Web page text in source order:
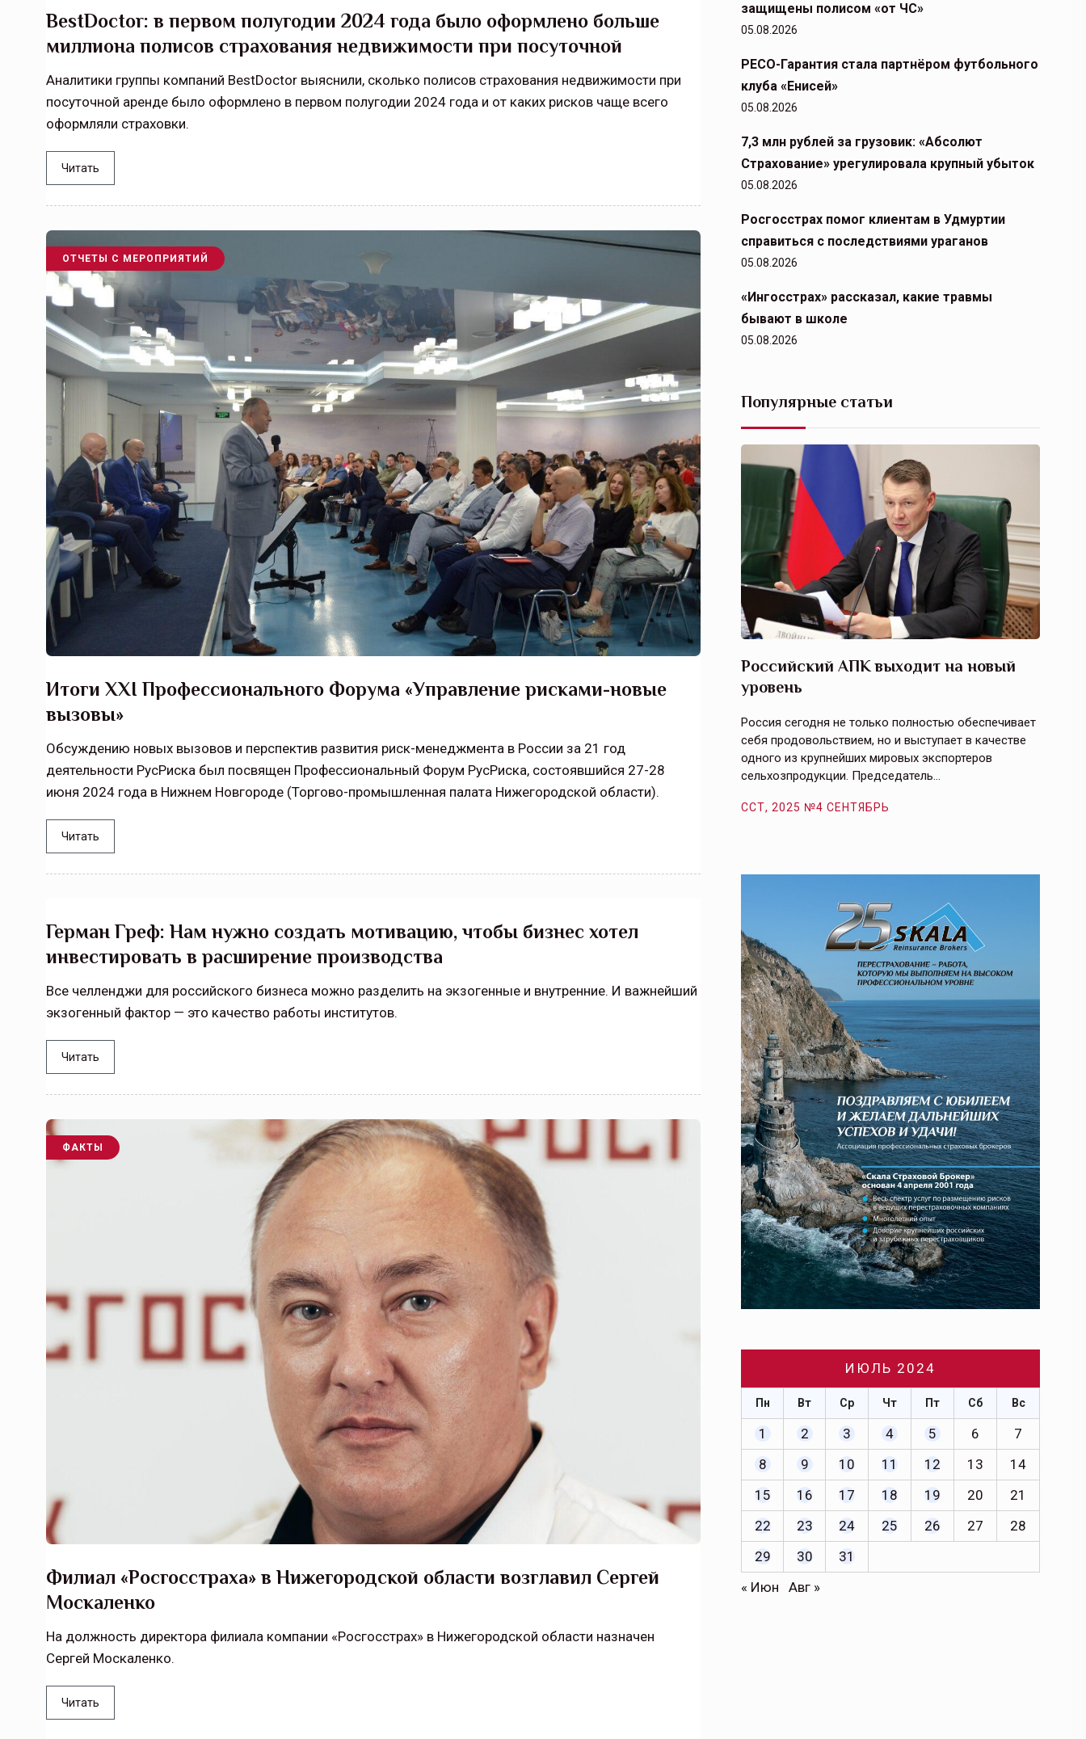
BestDoctor: в первом полугодии 2024 года было оформлено больше
миллиона полисов страхования недвижимости при посуточной
Аналитики группы компаний BestDoctor выяснили, сколько полисов страхования недвижимости при
посуточной аренде было оформлено в первом полугодии 2024 года и от каких рисков чаще всего
оформляли страховки.
Читать
ОТЧЕТЫ С МЕРОПРИЯТИЙ
Итоги XХI Профессионального Форума «Управление рисками-новые
вызовы»
Обсуждению новых вызовов и перспектив развития риск-менеджмента в России за 21 год
деятельности РусРиска был посвящен Профессиональный Форум РусРиска, состоявшийся 27-28
июня 2024 года в Нижнем Новгороде (Торгово-промышленная палата Нижегородской области).
Читать
Герман Греф: Нам нужно создать мотивацию, чтобы бизнес хотел
инвестировать в расширение производства
Все челленджи для российского бизнеса можно разделить на экзогенные и внутренние. И важнейший
экзогенный фактор — это качество работы институтов.
Читать
ФАКТЫ
Филиал «Росгосстраха» в Нижегородской области возглавил Сергей
Москаленко
На должность директора филиала компании «Росгосстрах» в Нижегородской области назначен
Сергей Москаленко.
Читать
защищены полисом «от ЧС»
05.08.2026
РЕСО-Гарантия стала партнёром футбольного
клуба «Енисей»
05.08.2026
7,3 млн рублей за грузовик: «Абсолют
Страхование» урегулировала крупный убыток
05.08.2026
Росгосстрах помог клиентам в Удмуртии
справиться с последствиями ураганов
05.08.2026
«Ингосстрах» рассказал, какие травмы
бывают в школе
05.08.2026
Популярные статьи
Тамбовская область — не только
рискованного земледелия. Временно исполняющая
обязанности…
ССТ, 2025 №4 СЕНТЯБРЬ
Нормативно-правовое регулирование страхового
областях требует точечной доработки…
ССТ, 2025 №4 СЕНТЯБРЬ
Российский АПК выходит на новый
уровень
Россия сегодня не только полностью обеспечивает
себя продовольствием, но и выступает в качестве
одного из крупнейших мировых экспортеров
сельхозпродукции. Председатель…
ССТ, 2025 №4 СЕНТЯБРЬ
ИЮЛЬ 2024
Пн Вт Ср Чт Пт Сб Вс
1 2 3 4 5 6
7
8
9 10 11 12 13
14
15
16 17 18 19 20
21
22
23 24 25 26 27
28
29
30
31
« Июн
Авг »